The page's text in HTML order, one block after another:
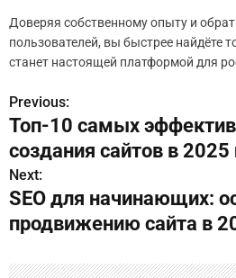
Доверяя собственному опыту и
пользователей, вы быстрее найдёте
станет настоящей платформой для
Н
а
в
и
Previous:
Топ-10 самых
создания сайтов в 2025
Next:
SEO для начинающих:
продвижению сайта в